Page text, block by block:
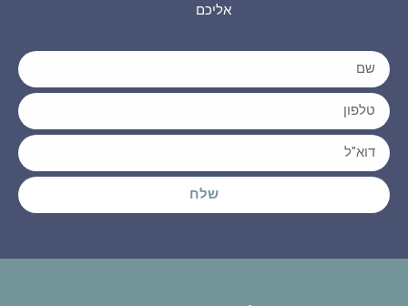
אליכם
שלח